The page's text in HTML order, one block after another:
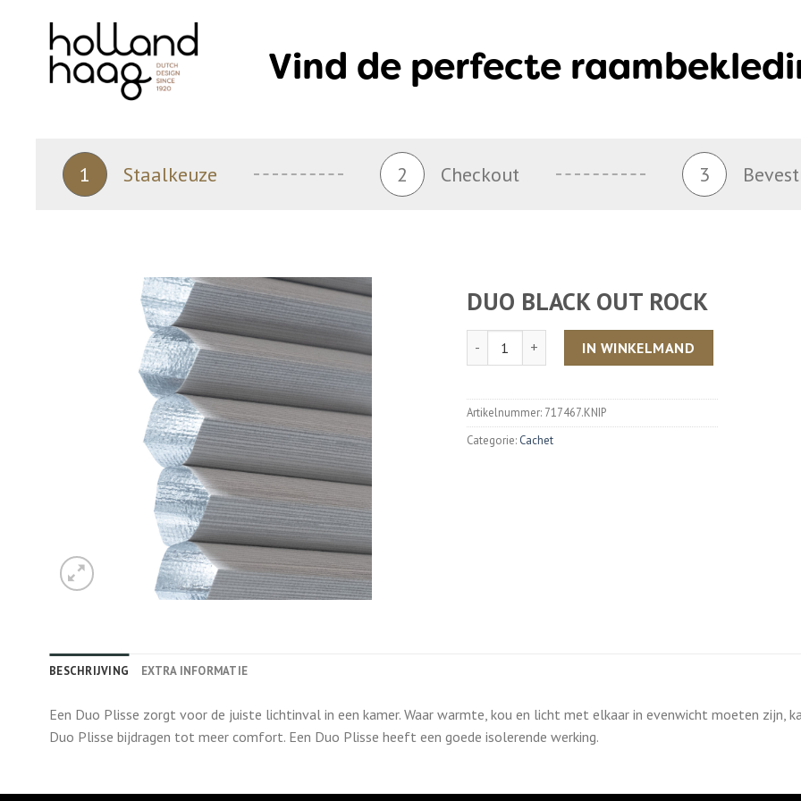
Vind de perfecte
1 Staalkeuze 2 Checkout 3
DUO BLACK OUT ROCK
IN WINKELMAND
Artikelnummer: 717467.KNIP
Categorie: Cachet
BESCHRIJVING EXTRA INFORMATIE
Een Duo Plisse zorgt voor de juiste lichtinval in een kamer. Waar warmte, kou en licht met elkaar in evenwicht moeten zijn,
Duo Plisse bijdragen tot meer comfort. Een Duo Plisse heeft een goede isolerende werking.